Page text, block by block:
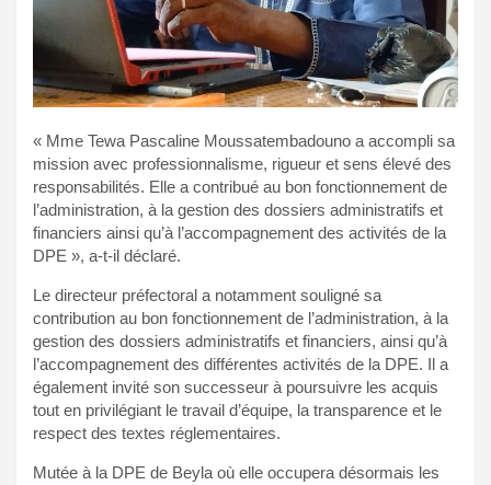
« Mme Tewa Pascaline Moussatembadouno a accompli sa
mission avec professionnalisme, rigueur et sens élevé des
responsabilités. Elle a contribué au bon fonctionnement de
l’administration, à la gestion des dossiers administratifs et
financiers ainsi qu’à l’accompagnement des activités de la
DPE », a-t-il déclaré.
Le directeur préfectoral a notamment souligné sa
contribution au bon fonctionnement de l’administration, à la
gestion des dossiers administratifs et financiers, ainsi qu’à
l’accompagnement des différentes activités de la DPE. Il a
également invité son successeur à poursuivre les acquis
tout en privilégiant le travail d’équipe, la transparence et le
respect des textes réglementaires.
Mutée à la DPE de Beyla où elle occupera désormais les